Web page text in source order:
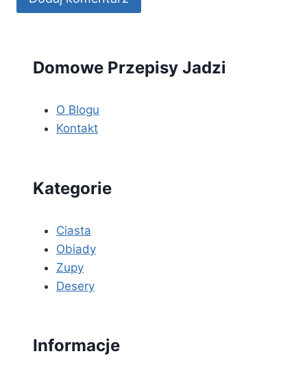
Domowe Przepisy Jadzi
O Blogu
Kontakt
Kategorie
Ciasta
Obiady
Zupy
Desery
Informacje